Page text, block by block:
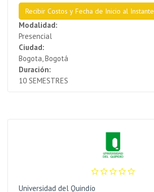
Recibir Costos y Fecha de Inicio al Instante
Modalidad:
Presencial
Ciudad:
Bogota, Bogotá
Duración:
10 SEMESTRES
Universidad del Quindío